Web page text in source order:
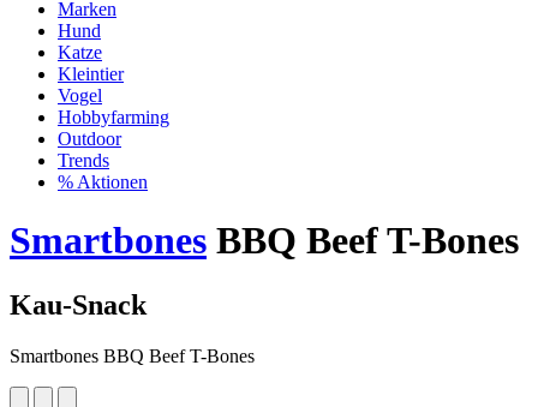
Marken
Hund
Katze
Kleintier
Vogel
Hobbyfarming
Outdoor
Trends
% Aktionen
Smartbones BBQ Beef T-Bones
Kau-Snack
Smartbones BBQ Beef T-Bones